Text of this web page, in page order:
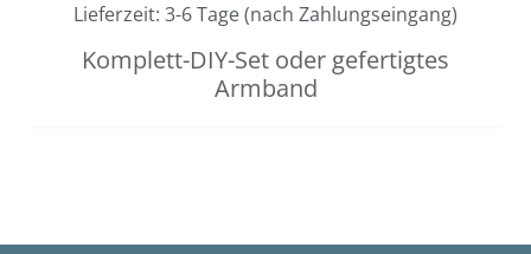
Lieferzeit: 3-6 Tage (nach Zahlungseingang)
Komplett-DIY-Set oder gefertigtes
Armband